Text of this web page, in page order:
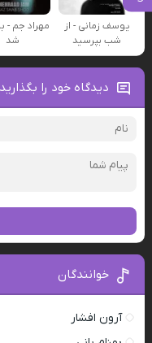
یوسف زمانی - از
شب بپرسید
مهراد جم -
شد
دیدگاه خود را بگذارید
خوانندگان
آرون افشار